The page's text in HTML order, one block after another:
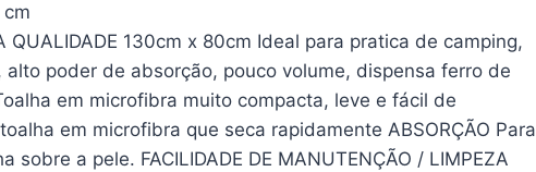
QUALIDADE 130cm x 80cm Ideal para pratica de camping,
poder de absorção, pouco volume, dispensa ferro de
em microfibra muito compacta, leve e fácil de
em microfibra que seca rapidamente ABSORÇÃO Para
a pele. FACILIDADE DE MANUTENÇÃO / LIMPEZA